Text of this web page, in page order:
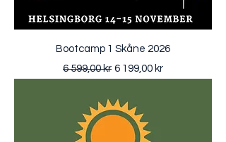
Bootcamp 1 Skåne 2026
Ordinarie pris
6 599,00 kr Reapris
6 199,00 kr